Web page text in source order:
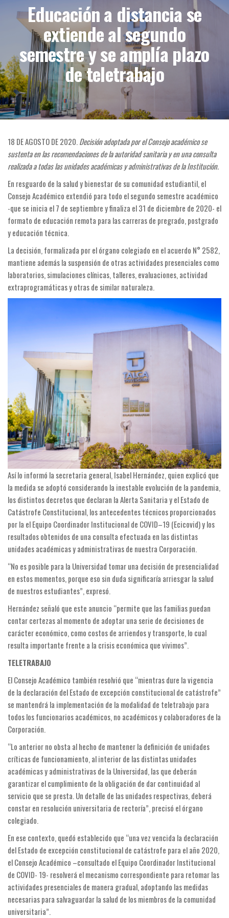
de
Videojuegos
y Realidad
Virtual
Educación a distancia se
extiende al segundo
semestre y se amplía plazo
de teletrabajo
18 DE AGOSTO DE 2020. Decisión adoptada por el Consejo académico se
sustenta en las recomendaciones de la autoridad sanitaria y en una consulta
realizada a todas las unidades académicas y administrativas de la Institución.
En resguardo de la salud y bienestar de su comunidad estudiantil, el
Consejo Académico extendió para todo el segundo semestre académico
-que se inicia el 7 de septiembre y finaliza el 31 de diciembre de 2020- el
formato de educación remota para las carreras de pregrado, postgrado
y educación técnica.
La decisión, formalizada por el órgano colegiado en el acuerdo N° 2582,
mantiene además la suspensión de otras actividades presenciales como
laboratorios, simulaciones clínicas, talleres, evaluaciones, actividad
extraprogramáticas y otras de similar naturaleza.
Así lo informó la secretaria general, Isabel Hernández, quien explicó que
la medida se adoptó considerando la inestable evolución de la pandemia,
los distintos decretos que declaran la Alerta Sanitaria y el Estado de
Catástrofe Constitucional, los antecedentes técnicos proporcionados
por la el Equipo Coordinador Institucional de COVID–19 (Ecicovid) y los
resultados obtenidos de una consulta efectuada en las distintas
unidades académicas y administrativas de nuestra Corporación.
“No es posible para la Universidad tomar una decisión de presencialidad
en estos momentos, porque eso sin duda significaría arriesgar la salud
de nuestros estudiantes”, expresó.
Hernández señaló que este anuncio “permite que las familias puedan
contar certezas al momento de adoptar una serie de decisiones de
carácter económico, como costos de arriendos y transporte, lo cual
resulta importante frente a la crisis económica que vivimos”.
TELETRABAJO
El Consejo Académico también resolvió que “mientras dure la vigencia
de la declaración del Estado de excepción constitucional de catástrofe”
se mantendrá la implementación de la modalidad de teletrabajo para
todos los funcionarios académicos, no académicos y colaboradores de la
Corporación.
“Lo anterior no obsta al hecho de mantener la definición de unidades
críticas de funcionamiento, al interior de las distintas unidades
académicas y administrativas de la Universidad, las que deberán
garantizar el cumplimiento de la obligación de dar continuidad al
servicio que se presta. Un detalle de las unidades respectivas, deberá
constar en resolución universitaria de rectoría”, precisó el órgano
colegiado.
En ese contexto, quedó establecido que “una vez vencida la declaración
del Estado de excepción constitucional de catástrofe para el año 2020,
el Consejo Académico –consultado el Equipo Coordinador Institucional
de COVID- 19- resolverá el mecanismo correspondiente para retomar las
actividades presenciales de manera gradual, adoptando las medidas
necesarias para salvaguardar la salud de los miembros de la comunidad
universitaria”.